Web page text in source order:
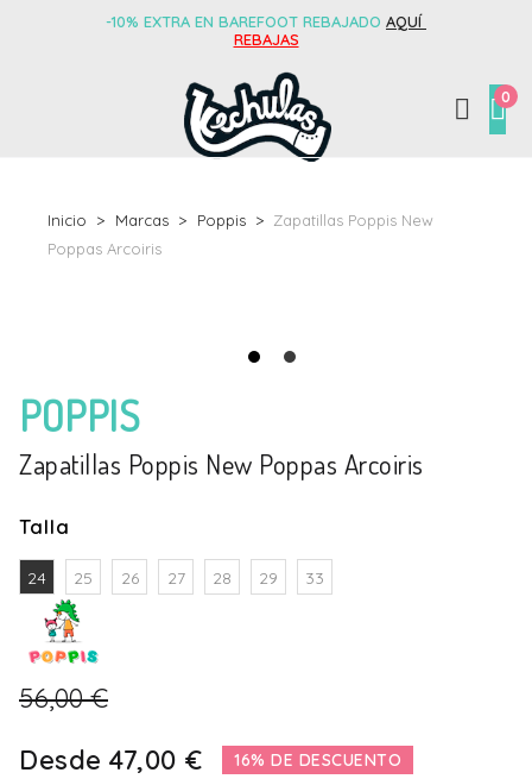
-10% EXTRA EN BAREFOOT REBAJADO AQUÍ
REBAJAS
0
Inicio Marcas Poppis
Zapatillas Poppis New
Poppas Arcoiris
POPPIS
Zapatillas Poppis New Poppas Arcoiris
Talla
24 25 26 27 28 29 33
56,00 €
Desde 47,00 € 16% DE DESCUENTO